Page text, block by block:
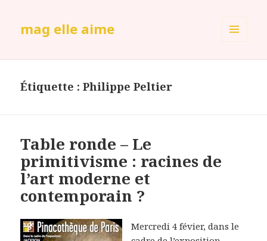
mag elle aime
Étiquette :Philippe Peltier
Table ronde – Le
primitivisme : racines de
l’art moderne et
contemporain ?
Mercredi 4 févier, dans le